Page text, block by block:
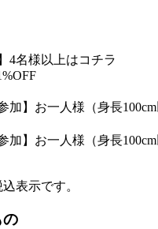
4名様以上はコチラ
加】お一人様（身長100cm
加】お一人様（身長
表示です。
の